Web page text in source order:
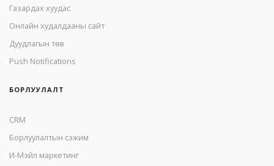
Газардах хуудас
Онлайн худалдааны сайт
Дуудлагын төв
Push Notifications
БОРЛУУЛАЛТ
CRM
Борлуулалтын сэжим
И-Мэйл маркетинг